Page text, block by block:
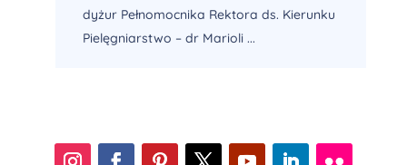
dyżur Pełnomocnika Rektora ds. Kierunku
Pielęgniarstwo – dr Marioli ...